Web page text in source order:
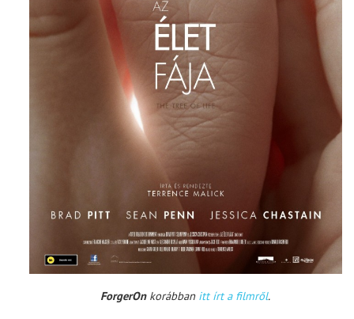
ForgerOnkorábban itt írt a filmről.